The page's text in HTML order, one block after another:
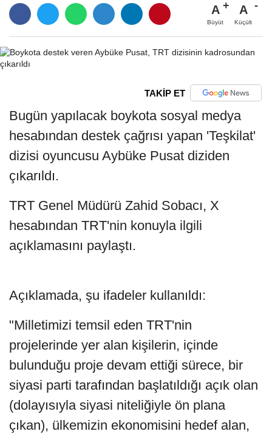
A
Büyüt
A
Küçült
TAKİP ET
Bugün yapılacak boykota sosyal medya
hesabından destek çağrısı yapan 'Teşkilat'
dizisi oyuncusu Aybüke Pusat diziden
çıkarıldı.
TRT Genel Müdürü Zahid Sobacı, X
hesabından TRT'nin konuyla ilgili
açıklamasını paylaştı.
Açıklamada, şu ifadeler kullanıldı:
"Milletimizi temsil eden TRT'nin
projelerinde yer alan kişilerin, içinde
bulunduğu proje devam ettiği sürece, bir
siyasi parti tarafından başlatıldığı açık olan
(dolayısıyla siyasi niteliğiyle ön plana
çıkan), ülkemizin ekonomisini hedef alan,